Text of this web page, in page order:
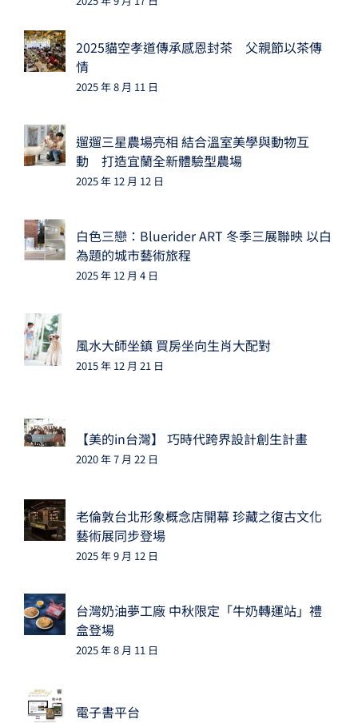
2025貓空孝道傳承感恩封茶 父親節以茶傳
情
2025 年 8 月 11 日
遛遛三星農場亮相 結合溫室美學與動物互
動 打造宜蘭全新體驗型農場
2025 年 12 月 12 日
白色三戀：Bluerider ART 冬季三展聯映 以白
為題的城市藝術旅程
2025 年 12 月 4 日
風水大師坐鎮 買房坐向生肖大配對
2015 年 12 月 21 日
【美的in台灣】 巧時代跨界設計創生計畫
2020 年 7 月 22 日
老倫敦台北形象概念店開幕 珍藏之復古文化
藝術展同步登場
2025 年 9 月 12 日
台灣奶油夢工廠 中秋限定「牛奶轉運站」禮
盒登場
2025 年 8 月 11 日
電子書平台